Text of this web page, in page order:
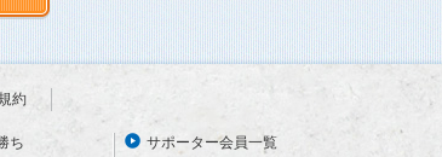
伴う情報更新停止のお知
らせ(04/26～04/29、05/0
ユーザー各位
約
ち サポーター会員一覧